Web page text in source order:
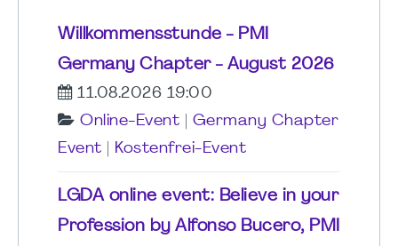
Willkommensstunde - PMI
Germany Chapter - August 2026
11.08.2026 19:00
Online-Event
Germany Chapter
Event
Kostenfrei-Event
LGDA online event: Believe in your
Profession by Alfonso Bucero, PMI